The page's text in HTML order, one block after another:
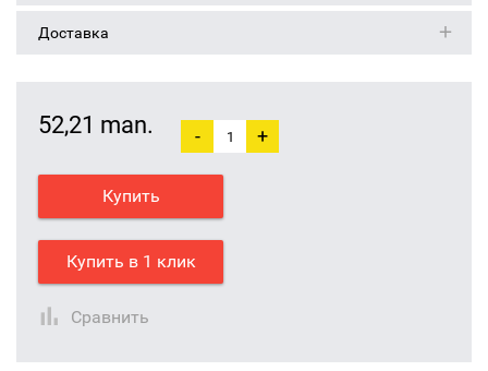
Доставка
52,21 man. - +
Купить
Купить в 1 клик
Сравнить